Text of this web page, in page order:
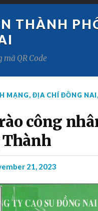
THÀNH
mã QR Code
MẠNG,ĐỊA CHÍ ĐỒNG NAI
công
21, 2023